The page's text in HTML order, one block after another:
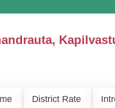
District Rate